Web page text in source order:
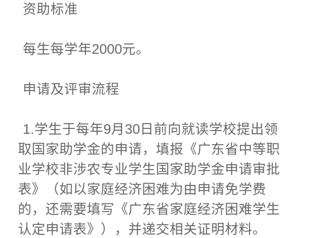
资助标准
每生每学年2000元。
申请及评审流程
1.学生于每年9月30日前向就读学校提出领
取国家助学金的申请，填报《广东省中等职
业学校非涉农专业学生国家助学金申请审批
表》（如以家庭经济困难为由申请免学费
的，还需要填写《广东省家庭经济困难学生
认定申请表》），并递交相关证明材料。